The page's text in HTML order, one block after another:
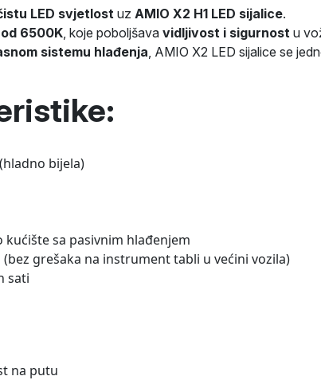
LED svjetlost uz AMIO X2 H1 LED sijalice.
6500K, koje poboljšava vidljivost i sigurnost u
sistemu hlađenja, AMIO X2 LED sijalice se
bijela)
kućište sa pasivnim hlađenjem
(bez grešaka na instrument tabli u većini vozila)
sati
na putu